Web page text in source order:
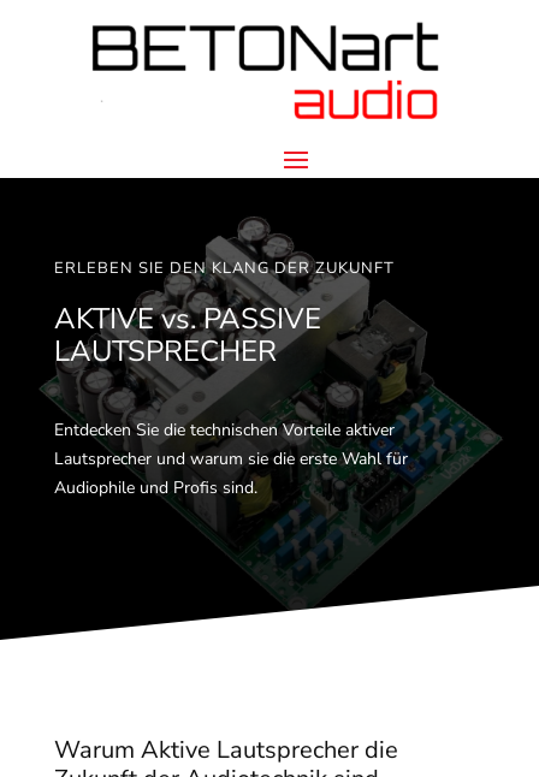
ERLEBEN SIE DEN KLANG DER ZUKUNFT
AKTIVE vs. PASSIVE
LAUTSPRECHER
Entdecken Sie die technischen Vorteile aktiver
Lautsprecher und warum sie die erste Wahl für
Audiophile und Profis sind.
Warum Aktive Lautsprecher die